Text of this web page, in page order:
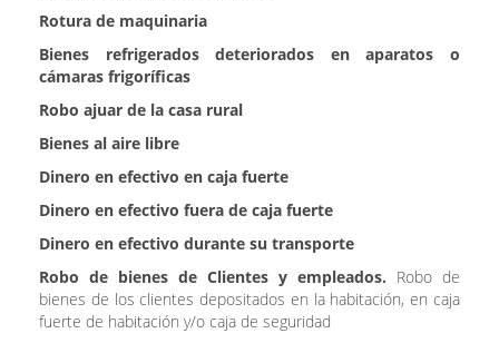
Rotura de maquinaria
Bienes refrigerados deteriorados en aparatos o
cámaras frigoríficas
Robo ajuar de la casa rural
Bienes al aire libre
Dinero en efectivo en caja fuerte
Dinero en efectivo fuera de caja fuerte
Dinero en efectivo durante su transporte
Robo de bienes de Clientes y empleados. Robo de
bienes de los clientes depositados en la habitación, en caja
fuerte de habitación y/o caja de seguridad